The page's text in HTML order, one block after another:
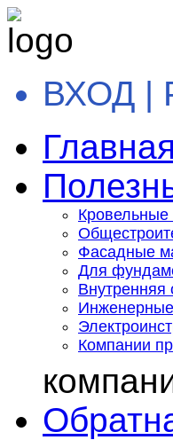
ВХОД |
Главная
Фасадные
Для
Внутренняя
Компании